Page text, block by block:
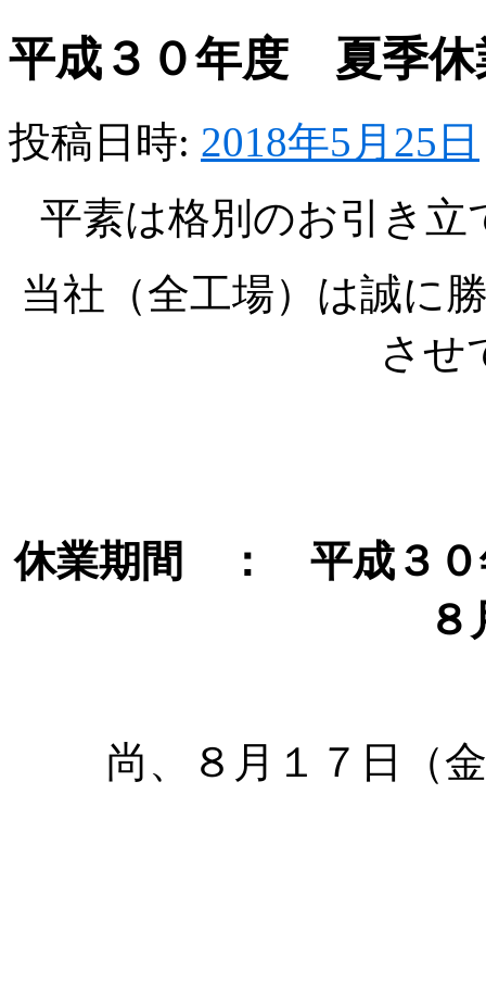
平成３０年度 夏季休
投稿日時: 2018年5月25日
平素は格別のお引き
当社（全工場）は誠に
させ
休業期間 ： 平成３０
尚、８月１７日（